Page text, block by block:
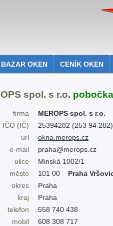
BAZAR OKEN CENÍK OKEN
spol. s r.o. pobočka
firma
MEROPS spol. s r.o.
IČO (IČ)
25394282 (253 94 282)
url
okna.merops.cz
e-mail
praha@merops.cz
ulice
Minská 1002/1
město
101 00 Praha
okres
Praha
kraj
Praha
telefon
558 740 438
mobil
608 308 717